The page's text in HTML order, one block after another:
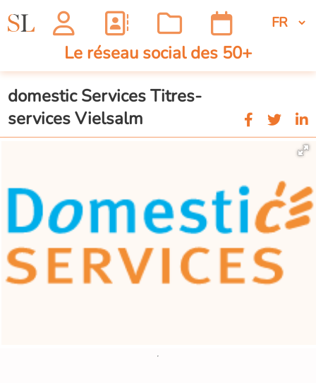
Le réseau social des 50+
domestic Services Titres-
services Vielsalm